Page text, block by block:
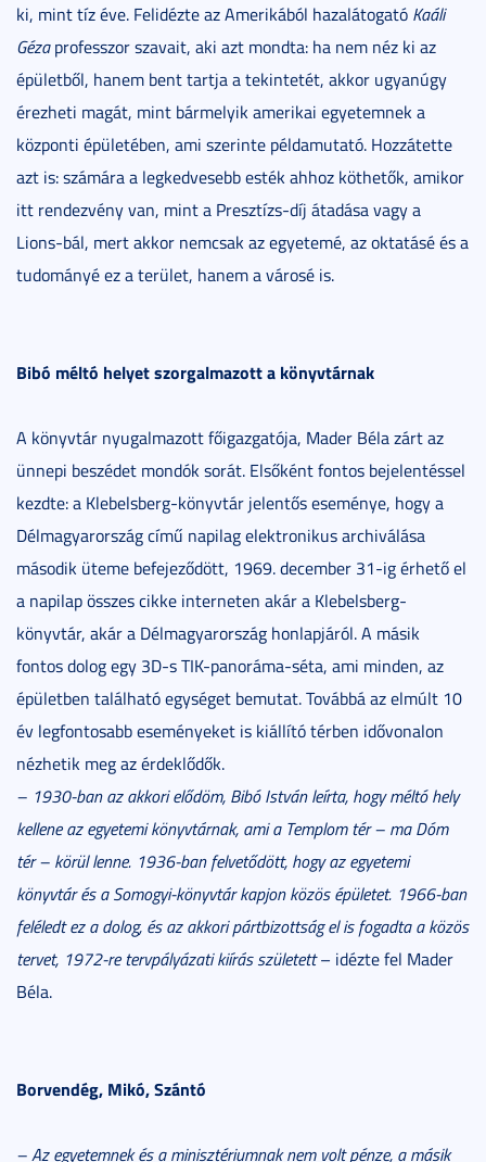
ki, mint tíz éve. Felidézte az Amerikából hazalátogató Kaáli
Gézaprofesszor szavait, aki azt mondta: ha nem néz ki az
épületből, hanem bent tartja a tekintetét, akkor ugyanúgy
érezheti magát, mint bármelyik amerikai egyetemnek a
központi épületében, ami szerinte példamutató. Hozzátette
azt is: számára a legkedvesebb esték ahhoz köthetők, amikor
itt rendezvény van, mint a Presztízs-díj átadása vagy a
Lions-bál, mert akkor nemcsak az egyetemé, az oktatásé és a
tudományé ez a terület, hanem a városé is.
Bibó méltó helyet szorgalmazott a könyvtárnak
A könyvtár nyugalmazott főigazgatója, Mader Béla zárt az
ünnepi beszédet mondók sorát. Elsőként fontos bejelentéssel
kezdte: a Klebelsberg-könyvtár jelentős eseménye, hogy a
Délmagyarország című napilag elektronikus archiválása
második üteme befejeződött, 1969. december 31-ig érhető el
a napilap összes cikke interneten akár a Klebelsberg-
könyvtár, akár a Délmagyarország honlapjáról. A másik
fontos dolog egy 3D-s TIK-panoráma-séta, ami minden, az
épületben található egységet bemutat. Továbbá az elmúlt 10
év legfontosabb eseményeket is kiállító térben idővonalon
nézhetik meg az érdeklődők.
– 1930-ban az akkori elődöm, Bibó István leírta, hogy méltó hely
kellene az egyetemi könyvtárnak, ami a Templom tér – ma Dóm
tér – körül lenne. 1936-ban felvetődött, hogy az egyetemi
könyvtár és a Somogyi-könyvtár kapjon közös épületet. 1966-ban
feléledt ez a dolog, és az akkori pártbizottság el is fogadta a közös
tervet, 1972-re tervpályázati kiírás született– idézte fel Mader
Béla.
Borvendég, Mikó, Szántó
– Az egyetemnek és a minisztériumnak nem volt pénze, a másik